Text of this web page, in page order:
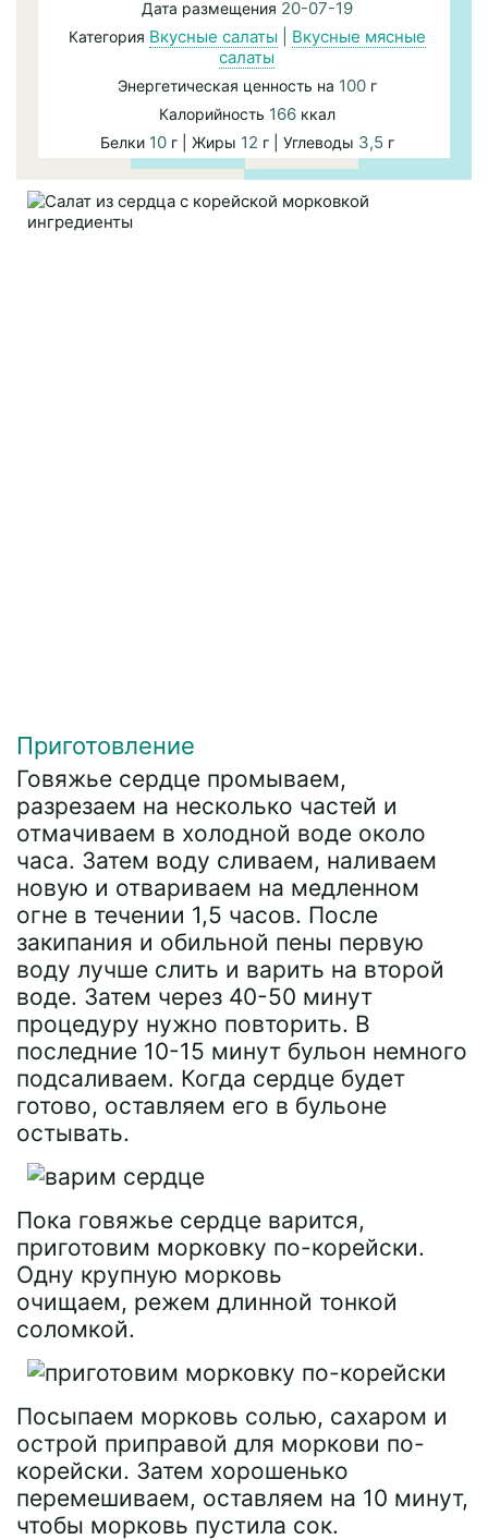
Дата размещения 20-07-19
Категория Вкусные салаты
Вкусные мясные
салаты
Энергетическая ценность на 100г
Калорийность 166ккал
Белки 10г | Жиры 12 г | Углеводы 3,5 г
Приготовление
Говяжье сердце промываем,
разрезаем на несколько частей и
отмачиваем в холодной воде около
часа. Затем воду сливаем, наливаем
новую и отвариваем на медленном
огне в течении 1,5 часов. После
закипания и обильной пены первую
воду лучше слить и варить на второй
воде. Затем через 40-50 минут
процедуру нужно повторить. В
последние 10-15 минут бульон немного
подсаливаем. Когда сердце будет
готово, оставляем его в бульоне
остывать.
Пока говяжье сердце варится,
приготовим морковку по-корейски.
Одну крупную морковь
очищаем, режем длинной тонкой
соломкой.
Посыпаем морковь солью, сахаром и
острой приправой для моркови по-
корейски. Затем хорошенько
перемешиваем, оставляем на 10 минут,
чтобы морковь пустила сок.